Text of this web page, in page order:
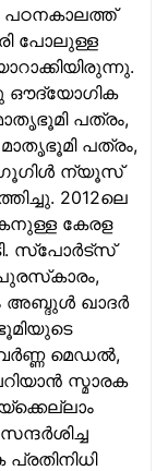
പഠനകാലത്ത്
പോലുള്ള
ഔദ്യോഗിക
പത്രം,
പത്രം,
ഗൂഗിൾ ന്യൂസ്
2012ലെ
കേരള
സ്പോർട്സ്
പുരസ്‌കാരം,
അബ്ദുള്‍ ഖാദര്‍
മെഡല്‍,
സ്മാരക